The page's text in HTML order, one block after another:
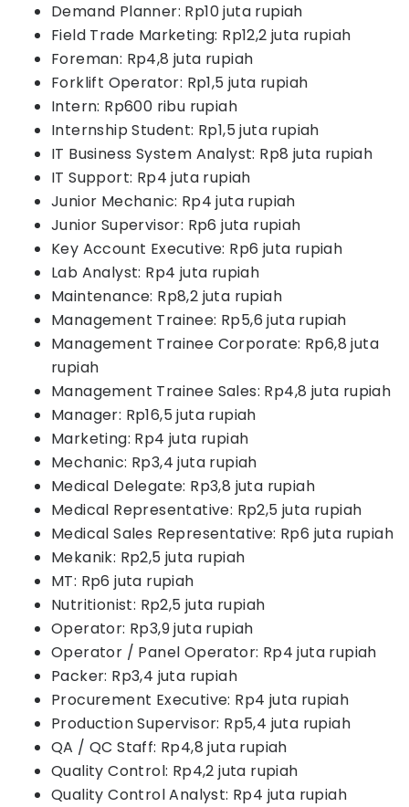
Demand Planner: Rp10 juta rupiah
Field Trade Marketing: Rp12,2 juta rupiah
Foreman: Rp4,8 juta rupiah
Forklift Operator: Rp1,5 juta rupiah
Intern: Rp600 ribu rupiah
Internship Student: Rp1,5 juta rupiah
IT Business System Analyst: Rp8 juta rupiah
IT Support: Rp4 juta rupiah
Junior Mechanic: Rp4 juta rupiah
Junior Supervisor: Rp6 juta rupiah
Key Account Executive: Rp6 juta rupiah
Lab Analyst: Rp4 juta rupiah
Maintenance: Rp8,2 juta rupiah
Management Trainee: Rp5,6 juta rupiah
Management Trainee Corporate: Rp6,8 juta
rupiah
Management Trainee Sales: Rp4,8 juta rupiah
Manager: Rp16,5 juta rupiah
Marketing: Rp4 juta rupiah
Mechanic: Rp3,4 juta rupiah
Medical Delegate: Rp3,8 juta rupiah
Medical Representative: Rp2,5 juta rupiah
Medical Sales Representative: Rp6 juta rupiah
Mekanik: Rp2,5 juta rupiah
MT: Rp6 juta rupiah
Nutritionist: Rp2,5 juta rupiah
Operator: Rp3,9 juta rupiah
Operator / Panel Operator: Rp4 juta rupiah
Packer: Rp3,4 juta rupiah
Procurement Executive: Rp4 juta rupiah
Production Supervisor: Rp5,4 juta rupiah
QA / QC Staff: Rp4,8 juta rupiah
Quality Control: Rp4,2 juta rupiah
Quality Control Analyst: Rp4 juta rupiah